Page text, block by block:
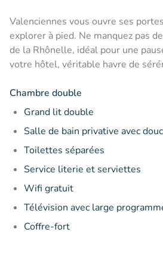
Valenciennes vous ouvre ses
explorer à pied. Ne manquez pas
de la Rhônelle, idéal pour une
votre hôtel, véritable havre de
Chambre double
Grand lit double
Salle de bain privative avec
Toilettes séparées
Service literie et serviettes
Wifi gratuit
Télévision avec large
Coffre-fort